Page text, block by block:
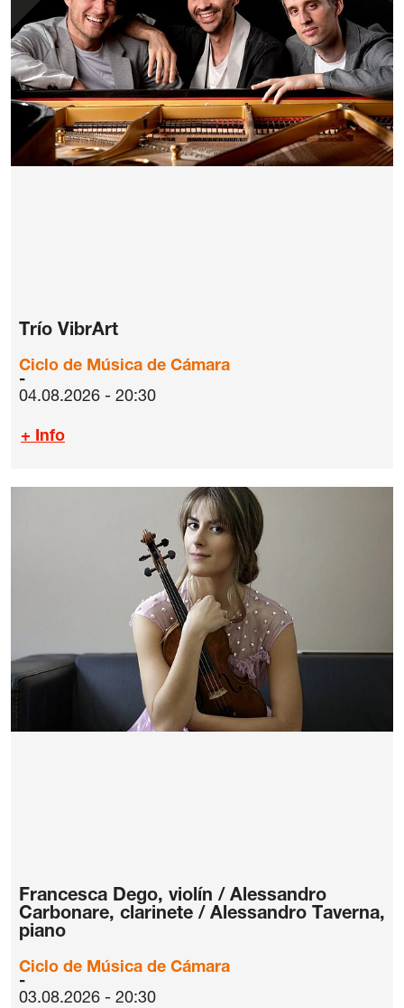
Trío VibrArt
Ciclo de Música de Cámara
04.08.2026 - 20:30
+ Info
Francesca Dego, violín / Alessandro
Carbonare, clarinete / Alessandro Taverna,
piano
Ciclo de Música de Cámara
03.08.2026 - 20:30